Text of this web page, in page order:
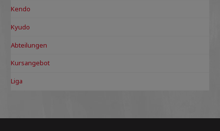
Kendo
Kyudo
Abteilungen
Kursangebot
Liga